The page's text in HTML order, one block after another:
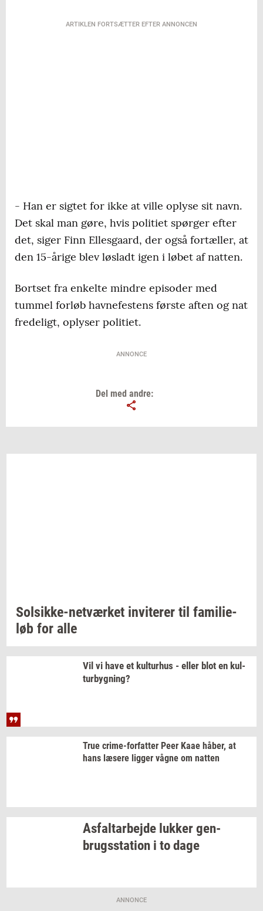
ARTIKLEN FORTSÆTTER EFTER ANNONCEN
- Han er sigtet for ikke at ville oplyse sit navn.
Det skal man gøre, hvis politiet spørger efter
det, siger Finn Ellesgaard, der også fortæller, at
den 15-årige blev løsladt igen i løbet af natten.
Bortset fra enkelte mindre episoder med
tummel forløb havnefestens første aften og nat
fredeligt, oplyser politiet.
ANNONCE
Del med andre:
Solsikke-​netværket in­vi­te­rer til fa­mi­li­e­
løb for alle
Vil vi have et kul­tur­hus - eller blot en kul­
tur­byg­ning?
True crime-​forfatter Peer Kaae håber, at
hans læ­se­re lig­ger vågne om nat­ten
As­fal­t­ar­bej­de luk­kergen­
brugs­sta­tion i to dage
ANNONCE